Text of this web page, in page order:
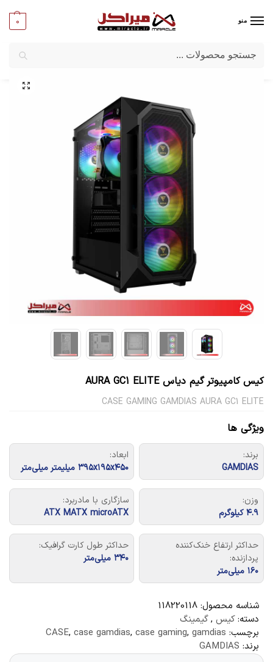
منو 0
میراکل/کامپیوتر/قطعات اصلی
کیس کامپیوتر گیم دیاس AURA GC1 ELITE
CASE GAMING GAMDIAS AURA GC1 ELITE
ویژگی ها
برند:
GAMDIAS
ابعاد:
۳۹۵x۱۹۵x۴۵۰ میلیمتر میلی‌متر
وزن:
۴.۹ کیلوگرم
سازگاری با مادربرد:
ATX MATX microATX
حداکثر ارتفاع خنک‌کننده
پردازنده:
۱۶۰ میلی‌متر
حداکثر طول کارت گرافیک:
۳۴۰ میلی‌متر
شناسه محصول: 118220118
دسته:کیس ,گیمینگ
برچسب:
CASE, case gamdias, case gaming, gamdias
برند: GAMDIAS